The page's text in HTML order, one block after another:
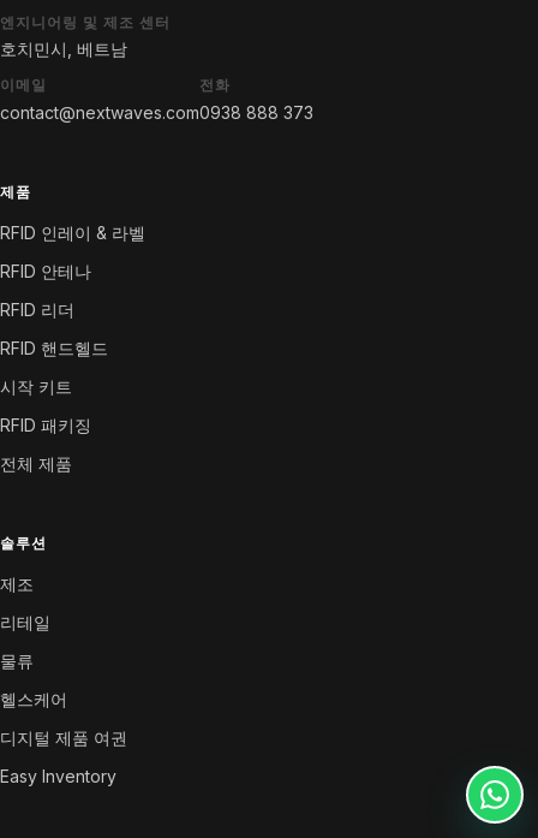
엔지니어링 및 제조 센터
호치민시, 베트남
이메일
contact@nextwaves.com
전화
0938 888 373
제품
RFID 인레이 & 라벨
RFID 안테나
RFID 리더
RFID 핸드헬드
시작 키트
RFID 패키징
전체 제품
솔루션
제조
리테일
물류
헬스케어
디지털 제품 여권
Easy Inventory